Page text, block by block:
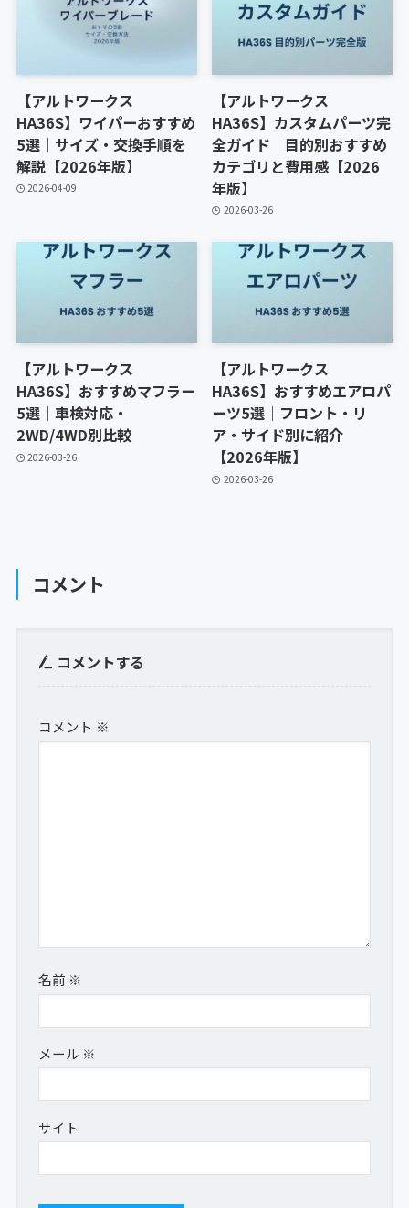
【アルトワークス
HA36S】ワイパーおすすめ
5選｜サイズ・交換手順を
解説【2026年版】
2026-04-09
【アルトワークス
HA36S】カスタムパーツ完
全ガイド｜目的別おすすめ
カテゴリと費用感【2026
年版】
2026-03-26
【アルトワークス
HA36S】おすすめマフラー
5選｜車検対応・
2WD/4WD別比較
2026-03-26
【アルトワークス
HA36S】おすすめエアロパ
ーツ5選｜フロント・リ
ア・サイド別に紹介
【2026年版】
2026-03-26
コメント
コメントする
コメント ※
名前 ※
メール ※
サイト